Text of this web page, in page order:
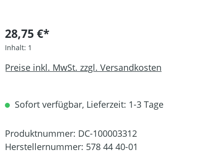
28,75 €*
Inhalt: 1
Preise inkl. MwSt. zzgl. Versandkosten
Sofort verfügbar, Lieferzeit: 1-3 Tage
Produktnummer: DC-100003312
Herstellernummer: 578 44 40-01